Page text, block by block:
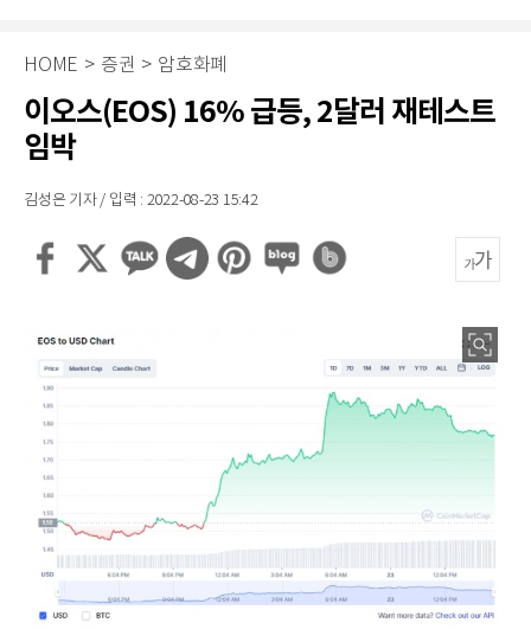
HOME > 증권 > 암호화폐
이오스(EOS) 16% 급등, 2달러 재테스트
임박
김성은 기자 / 입력 : 2022-08-23 15:42